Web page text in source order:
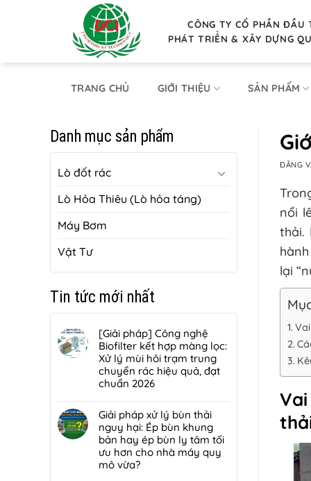
CÔNG TY CỔ PHẦN ĐẦU
PHÁT TRIỂN & XÂY DỰNG
TRANG CHỦ GIỚI THIỆU SẢN PHẨM
Danh mục sản phẩm
Lò đốt rác
Lò Hỏa Thiêu (Lò hỏa táng)
Máy Bơm
Vật Tư
Tin tức mới nhất
[Giải pháp] Công nghệ
Biofilter kết hợp màng lọc:
Xử lý mùi hôi trạm trung
chuyển rác hiệu quả, đạt
chuẩn 2026
có
bình
luận
ở
[Giải
pháp]
Giải pháp xử lý bùn thải
nguy hại: Ép bùn khung
bản hay ép bùn ly tâm tối
ưu hơn cho nhà máy quy
mô vừa?
ĐĂNG
nổi
thải.
lại